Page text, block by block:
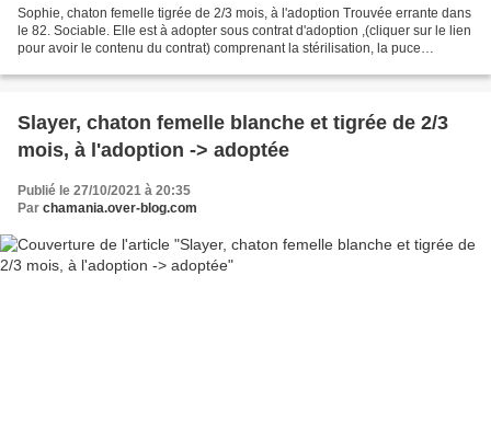
Sophie, chaton femelle tigrée de 2/3 mois, à l'adoption Trouvée errante dans
le 82. Sociable. Elle est à adopter sous contrat d'adoption ,(cliquer sur le lien
pour avoir le contenu du contrat) comprenant la stérilisation, la puce
Slayer, chaton femelle blanche et tigrée de 2/3
mois, à l'adoption -> adoptée
Publié le 27/10/2021 à 20:35
Par chamania.over-blog.com